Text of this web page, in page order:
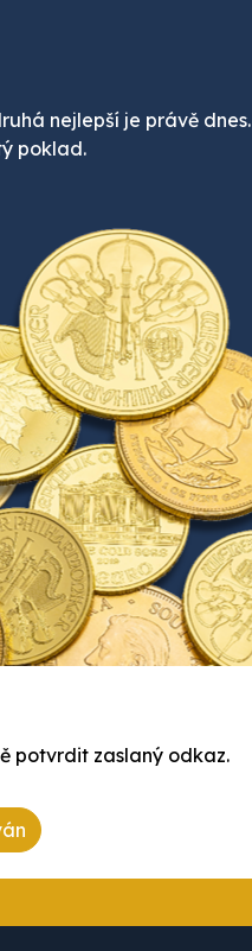
nejlepší je právě dnes.
poklad.
potvrdit zaslaný odkaz.